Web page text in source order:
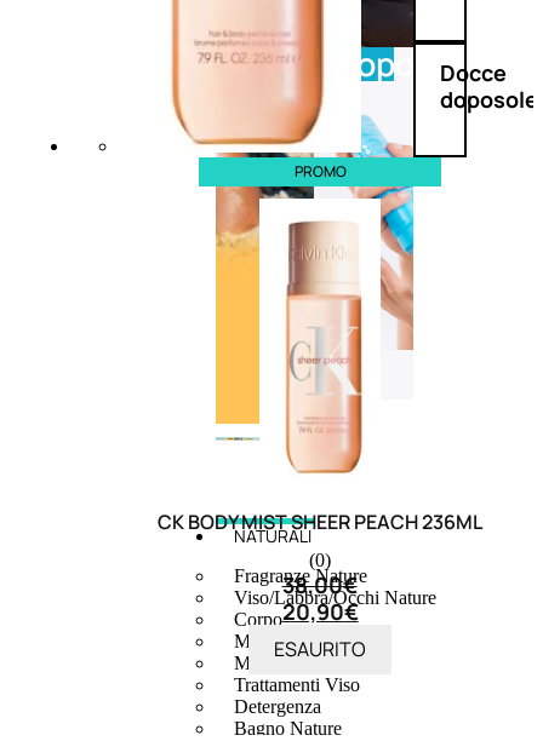
Doposole
Docce
doposole
NATURALI
Fragranze Nature
Viso/Labbra/Occhi Nature
Corpo
Mani
Maschera Nature
Trattamenti Viso
Detergenza
Bagno Nature
PROMO
CK BODY MIST SHEER PEACH 236ML
(0)
38,00€
20,90€
ESAURITO